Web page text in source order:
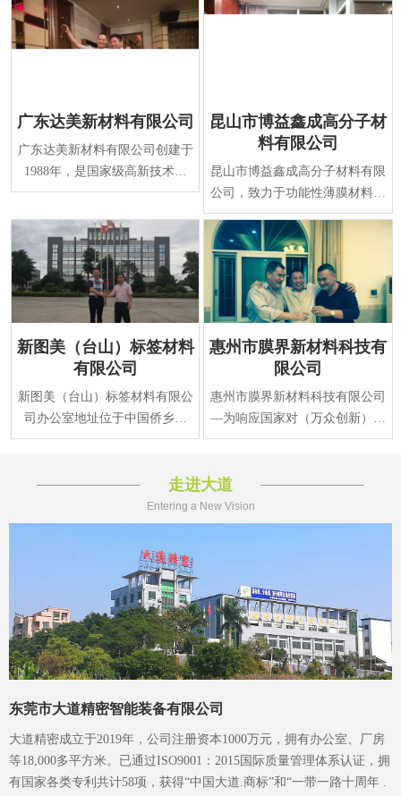
广东达美新材料有限公司
广东达美新材料有限公司创建于
1988年，是国家级高新技术企
业，专业研发、生产表面保护系
昆山市博益鑫成高分子材
料有限公司
昆山市博益鑫成高分子材料有限
公司，致力于功能性薄膜材料及
涂覆技术的研发与生产，是国家
火炬计划重点高新
新图美（台山）标签材料
有限公司
新图美（台山）标签材料有限公
司办公室地址位于中国侨乡江
门，江门 台山市水步镇福安东
惠州市膜界新材料科技有
限公司
惠州市膜界新材料科技有限公司
—为响应国家对（万众创新）新
材料产业规划要求，在2015年正
走进大道
Entering a New Vision
东莞市大道精密智能装备有限公司
大道精密成立于2019年，公司注册资本1000万元，拥有办公室、厂房
等18,000多平方米。已通过ISO9001：2015国际质量管理体系认证，拥
有国家各类专利共计58项，获得“中国大道.商标”和“一带一路十周年 .